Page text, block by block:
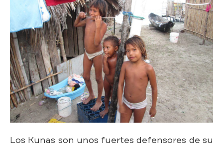
Los Kunas son unos fuertes defensores de su